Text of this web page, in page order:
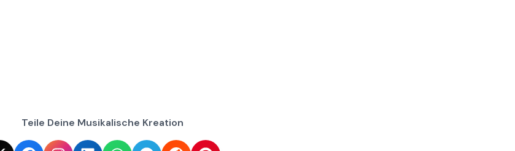
Teile Deine Musikalische Kreation